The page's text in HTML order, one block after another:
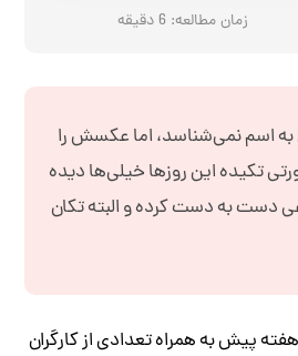
زمان مطالعه: 6دقیقه
به اسم نمی‌شناسد، اما عکسش را
تکیده این روزها خیلی‌ها دیده
دست به دست کرده و البته تکان
پیش به همراه تعدادی از کارگران